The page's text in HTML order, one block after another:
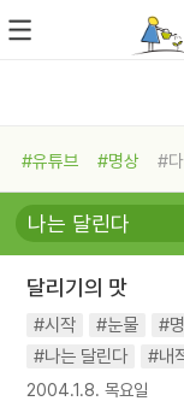
#유튜브 #명상 #
#비전캠프
#독서캠
#희망
#나눔 #친구
#독서
#건강
달리기의 맛
#시작 #눈물 #
#나는 달린다
#내
2004.1.8. 목요일